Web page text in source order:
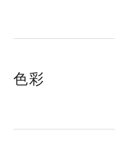
色彩